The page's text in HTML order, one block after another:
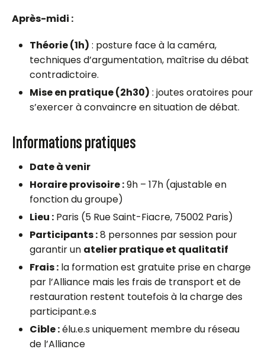
Après-midi :
Théorie (1h) : posture face à la caméra,
techniques d’argumentation, maîtrise du débat
contradictoire.
Mise en pratique (2h30) : joutes oratoires pour
s’exercer à convaincre en situation de débat.
Informations pratiques
Date à venir
Horaire provisoire :9h – 17h (ajustable en
fonction du groupe)
Lieu : Paris (5 Rue Saint-Fiacre, 75002 Paris)
Participants :8 personnes par session pour
garantir un atelier pratique et qualitatif
Frais : la formation est gratuite prise en charge
par l’Alliance mais les frais de transport et de
restauration restent toutefois à la charge des
participant.e.s
Cible :élu.e.s uniquement membre du réseau
de l’Alliance